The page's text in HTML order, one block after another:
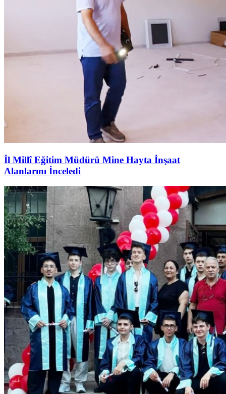
İl Millî Eğitim Müdürü Mine Hayta İnşaat
Alanlarını İnceledi